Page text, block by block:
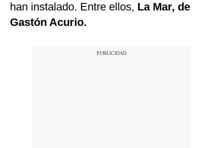
han instalado. Entre ellos, La Mar, de
Gastón Acurio.